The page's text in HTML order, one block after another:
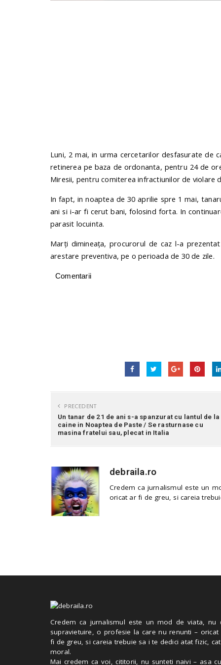
Luni, 2 mai, in urma cercetarilor desfasurate de
retinerea pe baza de ordonanta, pentru 24 de
Miresii, pentru comiterea infractiunilor de violare
In fapt, in noaptea de 30 aprilie spre 1 mai,
ani si i-ar fi cerut bani, folosind forta. In
parasit locuinta.
Marți dimineața, procurorul de caz l-a
arestare preventiva, pe o perioada de 30 de zile.
Comentarii
PRECEDENT
Un tanar de 21 de ani s-a spanzurat cu lantul de la
caine in Noaptea de Paste / Se rasturnase cu
masina fratelui sau, plecat in Italia
debraila.ro
Credem ca jurnalismul este un
oricat ar fi de greu, si careia
Credem ca jurnalismul este un mod de viata, nu
supravietuire, o profesie la care nu renunti – oricat
fi de greu, si careia trebuie sa i te dedici atat fizic,
moral.
Mai credem ca voi, cititorii, nu sunteti naivi – asa